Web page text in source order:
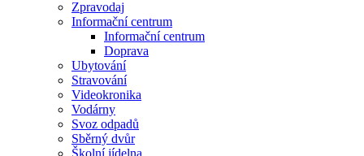
Zpravodaj
Informační centrum
Informační centrum
Doprava
Ubytování
Stravování
Videokronika
Vodárny
Svoz odpadů
Sběrný dvůr
Školní jídelna